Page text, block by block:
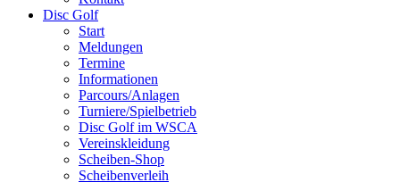
Disc Golf
Start
Meldungen
Termine
Informationen
Parcours/Anlagen
Turniere/Spielbetrieb
Disc Golf im WSCA
Vereinskleidung
Scheiben-Shop
Scheibenverleih